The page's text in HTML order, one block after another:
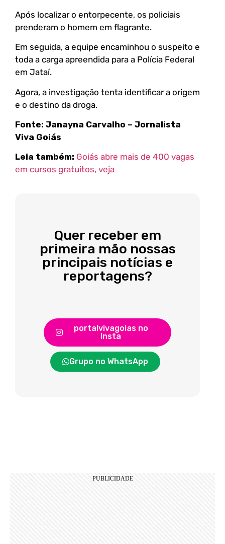
Após localizar o entorpecente, os policiais
prenderam o homem em flagrante.
Em seguida, a equipe encaminhou o suspeito e
toda a carga apreendida para a Polícia Federal
em Jataí.
Agora, a investigação tenta identificar a origem
e o destino da droga.
Fonte: Janayna Carvalho – Jornalista
Viva Goiás
Leia também: Goiás abre mais de 400 vagas
em cursos gratuitos, veja
Quer receber em
primeira mão nossas
principais notícias e
reportagens?
portalvivagoias no
Insta
Grupo no WhatsApp